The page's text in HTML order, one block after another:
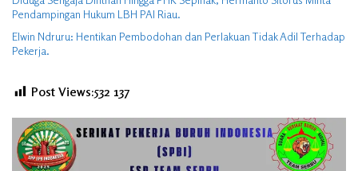
Pendampingan Hukum LBH PAI Riau.
Elwin Ndruru: Hentikan Pembodohan dan Perlakuan Tidak Adil Terhadap
Pekerja.
Post Views:532 137